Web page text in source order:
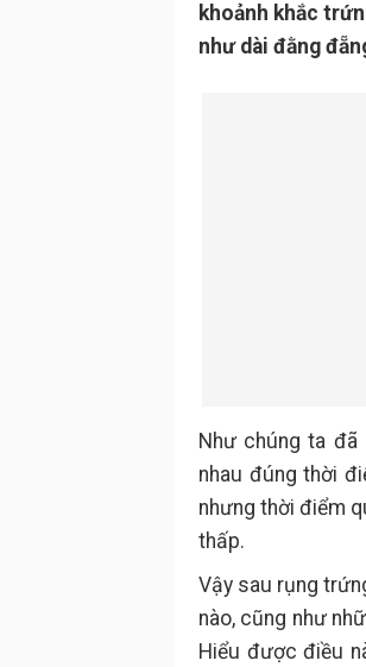
khoảnh khắc
như dài đằng
Như chúng ta
nhau đúng thời
nhưng thời điểm
thấp.
Vậy sau rụng
nào, cũng như
Hiểu được điều